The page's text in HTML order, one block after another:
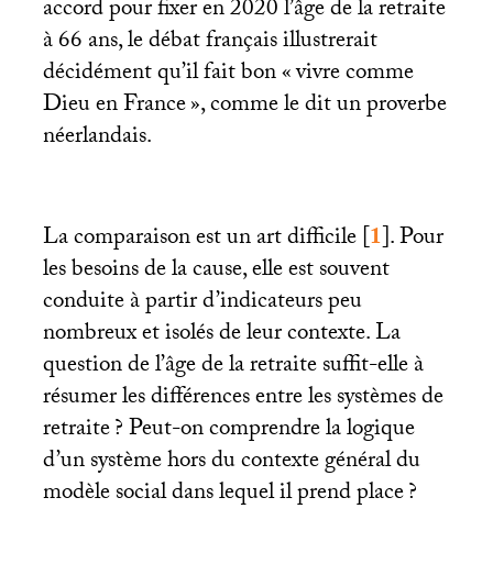
accord pour fixer en 2020 l’âge de la retraite
à 66 ans, le débat français illustrerait
décidément qu’il fait bon «vivre comme
Dieu en France», comme le dit un proverbe
néerlandais.
La comparaison est un art difficile[1]. Pour
les besoins de la cause, elle est souvent
conduite à partir d’indicateurs peu
nombreux et isolés de leur contexte. La
question de l’âge de la retraite suffit-elle à
résumer les différences entre les systèmes de
retraite? Peut-on comprendre la logique
d’un système hors du contexte général du
modèle social dans lequel il prend place?